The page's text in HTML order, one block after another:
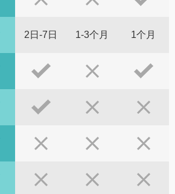
2日-7日 1-3个月 1个月